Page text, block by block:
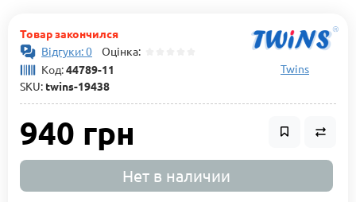
Товар закончился
Відгуки: 0 Оцінка:
Код:44789-11
SKU: twins-19438
Twins
940 грн
Нет в наличии